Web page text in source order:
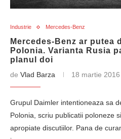
Industrie Mercedes-Benz
Mercedes-Benz ar putea
Polonia. Varianta Rusia
planul doi
de Vlad Barza 18 martie 2016
Grupul Daimler intentioneaza sa
Polonia, scriu publicatii poloneze
apropiate discutiilor. Pana de